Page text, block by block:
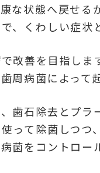
な状態へ戻せる
、くわしい症状
改善を目指しま
周病菌によって
歯石除去とプ
って除菌しつつ
菌をコントロー